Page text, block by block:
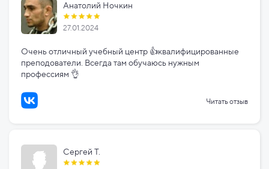
Анатолий Ночкин
27.01.2024
Очень отличный учебный центр 👍квалифицированные
преподователи. Всегда там обучаюсь нужным
профессиям 👌
Читать отзыв
Сергей Т.